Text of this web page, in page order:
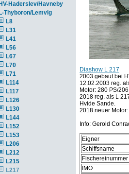
HV-Haderslev/Havneby
L-Thyboron/Lemvig
L8
L31
L41
L56
L67
L70
L71
L114
L117
L126
L130
L144
L152
L153
L206
L212
L215
L217
Diashow L 217
2003 gebaut bei
12.02.2003 reg.
Motor: 280 PS/
2018 reg. als L
Hvide Sande.
2018 neuer
Info: Gerold
Eigner
Schiffsname
Fischereinummer
IMO